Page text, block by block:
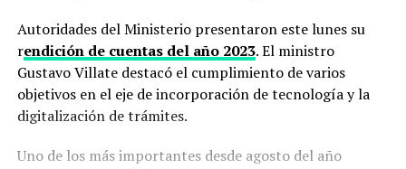
Autoridades del Ministerio presentaron este lunes su
rendición de cuentas del año 2023. El ministro
Gustavo Villate destacó el cumplimiento de varios
objetivos en el eje de incorporación de tecnología y la
digitalización de trámites.
Uno de los más importantes desde agosto del año